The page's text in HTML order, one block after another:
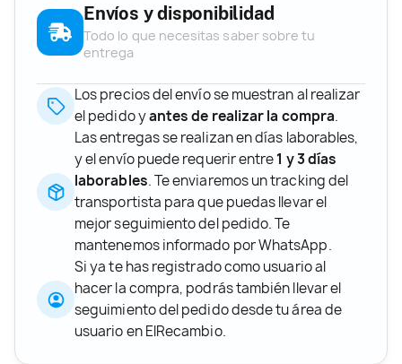
Envíos y disponibilidad
Todo lo que necesitas saber sobre tu
entrega
Los precios del envío se muestran al realizar
el pedido yantes de realizar la compra.
Las entregas se realizan en días laborables,
y el envío puede requerir entre1 y 3 días
laborables. Te enviaremos un tracking del
transportista para que puedas llevar el
mejor seguimiento del pedido. Te
mantenemos informado por WhatsApp.
Si ya te has registrado como usuario al
hacer la compra, podrás también llevar el
seguimiento del pedido desde tu área de
usuario en ElRecambio.